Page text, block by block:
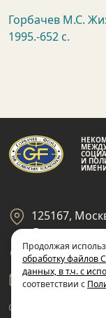
Горбачев М.С.
1995.-652 с.
И
125167,
+7 495 945-
gf@gorby.ru
Cогласие на
Продолжая
обработку файлов
данных, в т.ч. с
соответствии с